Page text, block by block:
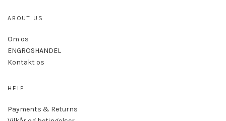
ABOUT US
Om os
ENGROSHANDEL
Kontakt os
HELP
Payments & Returns